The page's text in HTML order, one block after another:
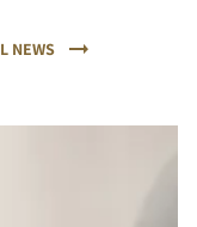
NEWS